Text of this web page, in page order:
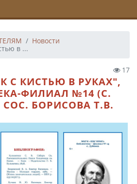
Новости
в ...
17
С КИСТЬЮ В РУКАХ",
ФИЛИАЛ №14 (С.
БОРИСОВА Т.В.